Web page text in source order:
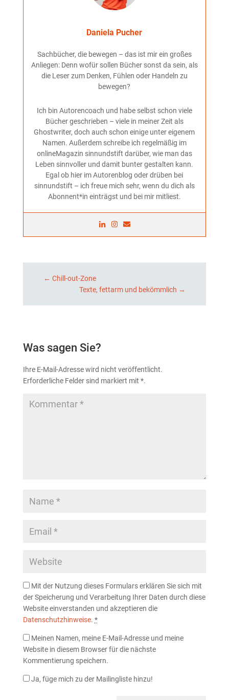
Daniela Pucher
Sachbücher, die bewegen – das ist mir ein großes
Anliegen: Denn wofür sollen Bücher sonst da sein, als
die Leser zum Denken, Fühlen oder Handeln zu
bewegen?
Ich bin Autorencoach und habe selbst schon viele
Bücher geschrieben – viele in meiner Zeit als
Ghostwriter, doch auch schon einige unter eigenem
Namen. Außerdem schreibe ich regelmäßig im
onlineMagazin sinnundstift darüber, wie man das
Leben sinnvoller und damit bunter gestalten kann.
Egal ob hier im Autorenblog oder drüben bei
sinnundstift – ich freue mich sehr, wenn du dich als
Abonnent*in einträgst und bei mir mitliest.
← Chill-out-Zone
Texte, fettarm und bekömmlich →
Was sagen Sie?
Ihre E-Mail-Adresse wird nicht veröffentlicht.
Erforderliche Felder sind markiert mit *.
Mit der Nutzung dieses Formulars erklären Sie sich mit
der Speicherung und Verarbeitung Ihrer Daten durch diese
Website einverstanden und akzeptieren die
Datenschutzhinweise. *
Meinen Namen, meine E-Mail-Adresse und meine
Website in diesem Browser für die nächste
Kommentierung speichern.
Ja, füge mich zu der Mailingliste hinzu!